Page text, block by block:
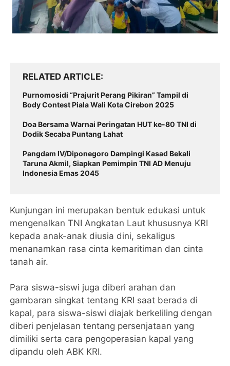
RELATED ARTICLE
Purnomosidi “Prajurit Perang Pikiran” Tampil di
Body Contest Piala Wali Kota Cirebon 2025
Doa Bersama Warnai Peringatan HUT ke-80 TNI di
Dodik Secaba Puntang Lahat
Pangdam IV/Diponegoro Dampingi Kasad Bekali
Taruna Akmil, Siapkan Pemimpin TNI AD Menuju
Indonesia Emas 2045
Kunjungan ini merupakan bentuk edukasi untuk
mengenalkan TNI Angkatan Laut khususnya KRI
kepada anak-anak diusia dini, sekaligus
menanamkan rasa cinta kemaritiman dan cinta
tanah air.
Para siswa-siswi juga diberi arahan dan
gambaran singkat tentang KRI saat berada di
kapal, para siswa-siswi diajak berkeliling dengan
diberi penjelasan tentang persenjataan yang
dimiliki serta cara pengoperasian kapal yang
dipandu oleh ABK KRI.